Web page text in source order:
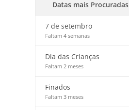
Datas mais Procuradas
7 de setembro
Faltam 4 semanas
Dia das Crianças
Faltam 2 meses
Finados
Faltam 3 meses